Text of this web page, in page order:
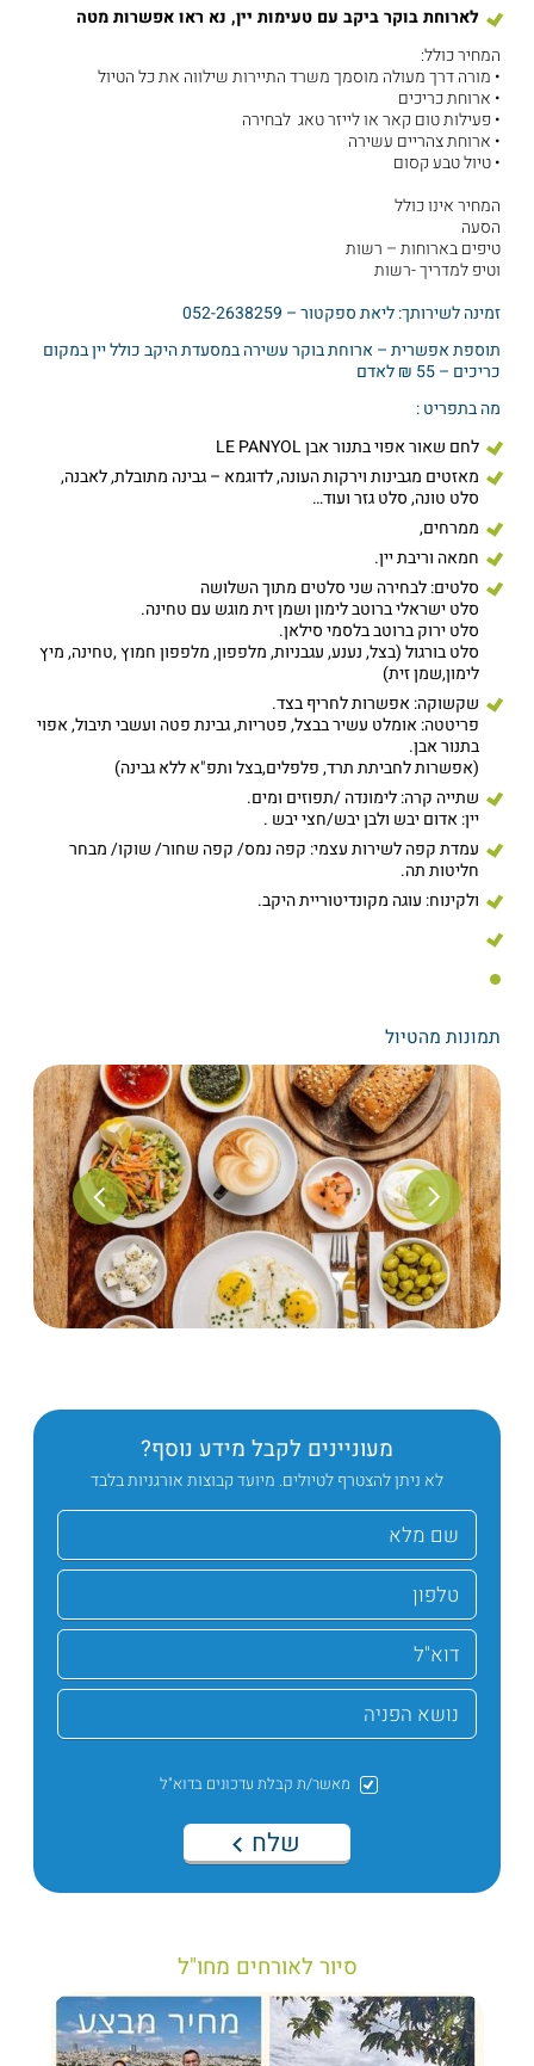
לארוחת בוקר ביקב עם טעימות יין, נא ראו אפשרות מטה
המחיר כולל:
• מורה דרך מעולה מוסמך משרד התיירות שילווה את כל הטיול
• ארוחת כריכים
• פעילות טום קאר או לייזר טאג לבחירה
• ארוחת צהריים עשירה
• טיול טבע קסום
המחיר אינו כולל
הסעה
טיפים בארוחות – רשות
וטיפ למדריך -רשות
זמינה לשירותך: ליאת ספקטור – 052-2638259
תוספת אפשרית – ארוחת בוקר עשירה במסעדת היקב כולל יין במקום
כריכים – 55 ₪ לאדם
מה בתפריט :
לחם שאור אפוי בתנור אבן LE PANYOL
מאזטים מגבינות וירקות העונה, לדוגמא – גבינה מתובלת, לאבנה,
סלט טונה, סלט גזר ועוד…
ממרחים,
חמאה וריבת יין.
סלטים: לבחירה שני סלטים מתוך השלושה
סלט ישראלי ברוטב לימון ושמן זית מוגש עם טחינה.
סלט ירוק ברוטב בלסמי סילאן.
סלט בורגול (בצל, נענע, עגבניות, מלפפון, מלפפון חמוץ ,טחינה, מיץ
לימון,שמן זית)
שקשוקה: אפשרות לחריף בצד.
פריטטה: אומלט עשיר בבצל, פטריות, גבינת פטה ועשבי תיבול, אפוי
בתנור אבן.
(אפשרות לחביתת תרד, פלפלים,בצל ותפ"א ללא גבינה)
שתייה קרה: לימונדה /תפוזים ומים.
יין: אדום יבש ולבן יבש/חצי יבש .
עמדת קפה לשירות עצמי: קפה נמס/ קפה שחור/ שוקו/ מבחר
חליטות תה.
ולקינוח: עוגה מקונדיטוריית היקב.
תמונות מהטיול
מעוניינים לקבל מידע נוסף?
לא ניתן להצטרף לטיולים. מיועד קבוצות אורגניות בלבד
מאשר/ת קבלת עדכונים בדוא"ל
שלח
סיור לאורחים מחו"ל